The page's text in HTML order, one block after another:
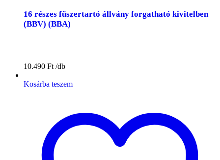
16 részes fűszertartó állvány forgatható kivitelben
(BBV) (BBA)
10.490 Ft
Kosárba teszem